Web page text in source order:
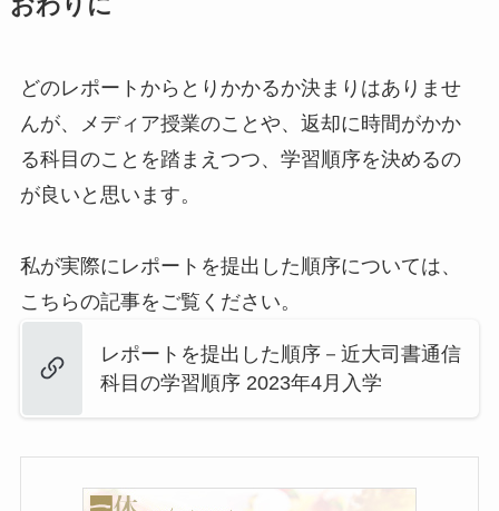
どのレポートからとりかかるか決まりはありませ
んが、メディア授業のことや、返却に時間がかか
る科目のことを踏まえつつ、学習順序を決めるの
が良いと思います。
私が実際にレポートを提出した順序については、
こちらの記事をご覧ください。
レポートを提出した順序－近大司書通信
科目の学習順序 2023年4月入学